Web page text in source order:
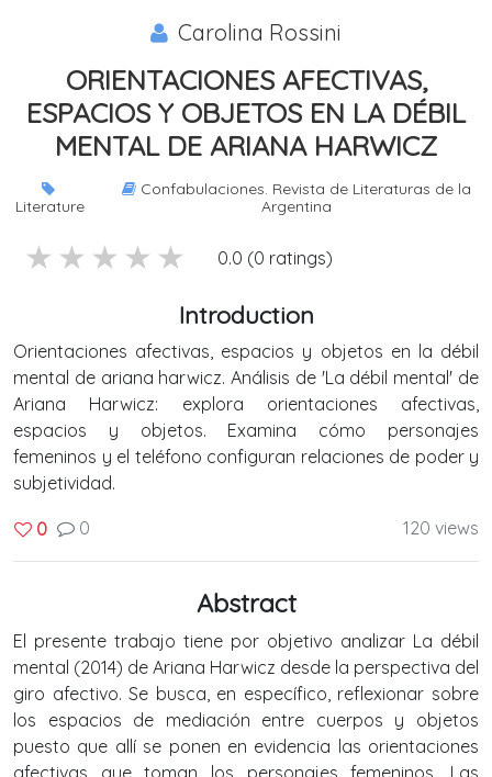
Carolina Rossini
ORIENTACIONES AFECTIVAS,
ESPACIOS Y OBJETOS EN LA DÉBIL
MENTAL DE ARIANA HARWICZ
Literature
Confabulaciones. Revista de Literaturas de la
Argentina
1 stars
2 stars
3 stars
4 stars
5 stars 0.0 (0 ratings)
Introduction
Orientaciones afectivas, espacios y objetos en la débil
mental de ariana harwicz. Análisis de 'La débil mental' de
Ariana Harwicz: explora orientaciones afectivas,
espacios y objetos. Examina cómo personajes
femeninos y el teléfono configuran relaciones de poder y
subjetividad.
0 0 120 views
Abstract
El presente trabajo tiene por objetivo analizar La débil
mental (2014) de Ariana Harwicz desde la perspectiva del
giro afectivo. Se busca, en específico, reflexionar sobre
los espacios de mediación entre cuerpos y objetos
puesto que allí se ponen en evidencia las orientaciones
afectivas que toman los personajes femeninos. Las